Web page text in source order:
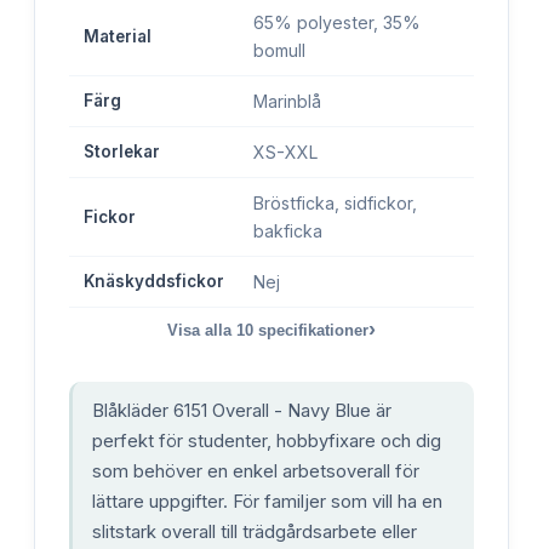
Material
65% polyester, 35%
bomull
Färg Marinblå
Storlekar XS-XXL
Fickor
Bröstficka, sidfickor,
bakficka
Knäskyddsfickor Nej
Visa alla 10 specifikationer›
Blåkläder 6151 Overall - Navy Blue är
perfekt för studenter, hobbyfixare och dig
som behöver en enkel arbetsoverall för
lättare uppgifter. För familjer som vill ha en
slitstark overall till trädgårdsarbete eller